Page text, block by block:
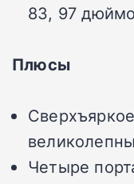
83, 97
Плюсы
Четыре